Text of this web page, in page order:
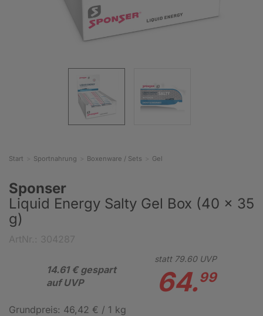
Start Sportnahrung Boxenware / Sets Gel
Sponser
Liquid Energy Salty Gel Box (40 x 35
g)
14.61 € gespart
auf UVP
statt 79.60UVP
64.99
Grundpreis: 46,42 € / 1 kg